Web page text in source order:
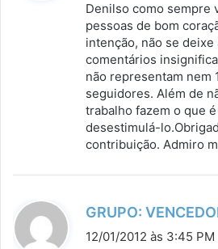
s
e
:
Denilso como sempre
pessoas de bom
intenção, não se deixe
comentários
não representam nem
seguidores. Além de
trabalho fazem o que
desestimulá-
contribuição. Admiro
GRUPO:
12/01/2012 às 3:45 PM